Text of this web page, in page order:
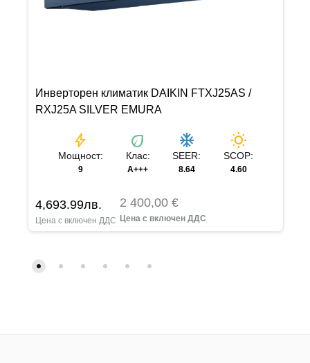
Инверторен климатик DAIKIN FTXJ25AS /
RXJ25A SILVER EMURA
bolt
Мощност:
9
eco
Клас:
A+++
ac_unit
SEER:
8.64
wb_sunny
SCOP:
4.60
4,693.99лв. 2 400,00 €